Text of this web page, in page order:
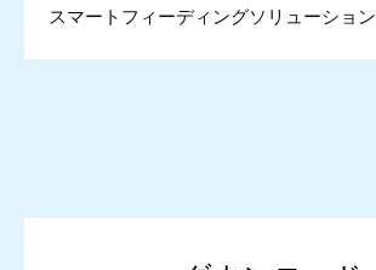
スマートフィーディングソリューション